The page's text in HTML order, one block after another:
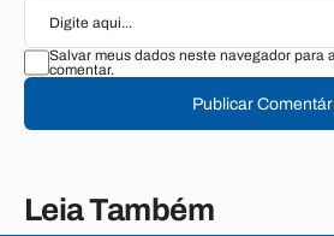
Salvar meus dados neste navegador para
comentar.
Publicar
Leia Também